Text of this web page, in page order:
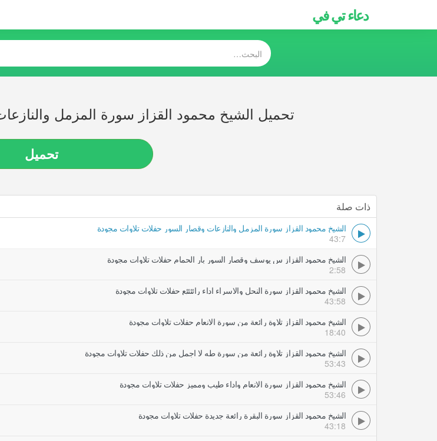
دعاء تي في
تحميل الشيخ محمود القزاز سورة المزمل
تحميل
ذات صلة
الشيخ محمود القزاز سورة المزمل والنازعات وقصار السور حفلات تلاوات مجودة
43:7
الشيخ محمود القزاز س يوسف وقصار السور بار الحمام حفلات تلاوات مجودة
2:58
الشيخ محمود القزاز سورة النحل والاسراء اداء رائئئئع حفلات تلاوات مجودة
43:58
الشيخ محمود القزاز تلاوة رائعة من سورة الانعام حفلات تلاوات مجودة
18:40
الشيخ محمود القزاز تلاوة رائعة من سورة طه لا اجمل من ذلك حفلات تلاوات مجودة
53:43
الشيخ محمود القزاز سورة الانعام واداء طيب ومميز حفلات تلاوات مجودة
53:46
الشيخ محمود القزاز سورة البقرة رائعة جديدة حفلات تلاوات مجودة
43:18